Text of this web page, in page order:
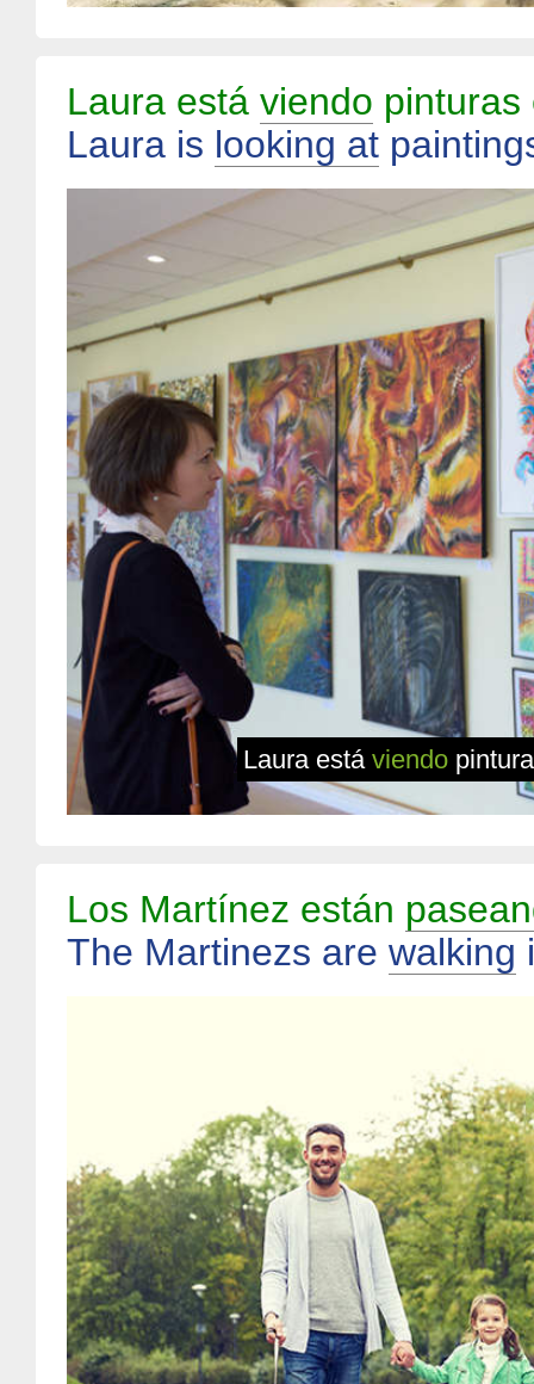
Laura está viendo
Laura is looking at
Laura está viendo
Los Martínez están
The Martinezs are walking